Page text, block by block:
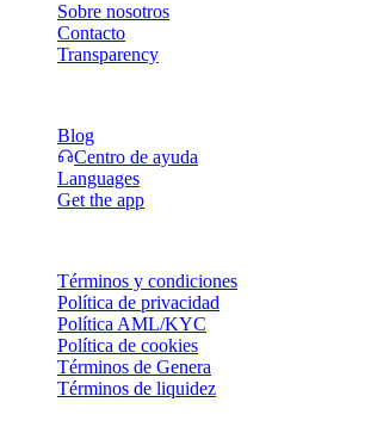
Sobre nosotros
Contacto
Transparency
Blog
Centro de ayuda
Languages
Get the app
Términos y condiciones
Política de privacidad
Política AML/KYC
Política de cookies
Términos de Genera
Términos de liquidez